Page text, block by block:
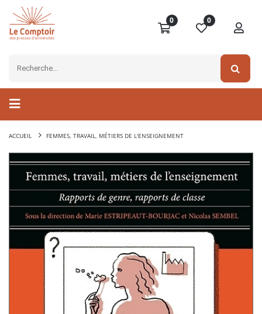
0 0
ACCUEIL FEMMES, TRAVAIL, MÉTIERS DE L'ENSEIGNEMENT